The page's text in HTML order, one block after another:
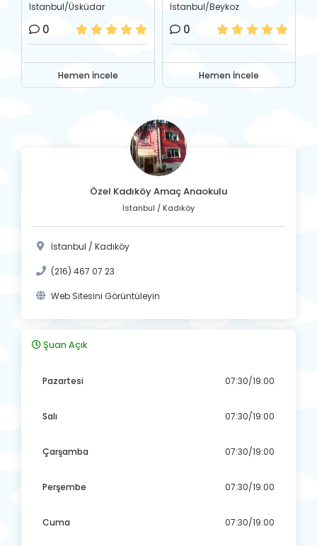
İstanbul/Üsküdar
0
Hemen İncele
İstanbul/Beykoz
0
Hemen İncele
Özel Kadıköy Amaç Anaokulu
İstanbul / Kadıköy
İstanbul / Kadıköy
(216) 467 07 23
Web Sitesini Görüntüleyin
Şuan Açık
Pazartesi 07:30/19:00
Salı 07:30/19:00
Çarşamba 07:30/19:00
Perşembe 07:30/19:00
Cuma 07:30/19:00